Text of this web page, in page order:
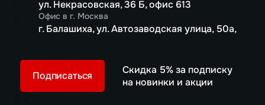
ул. Некрасовская, 36 Б, офис 613
Офис в г. Москва
г. Балашиха, ул. Автозаводская улица, 50а,
Скидка 5% за подписку
на новинки и акции
Подписаться